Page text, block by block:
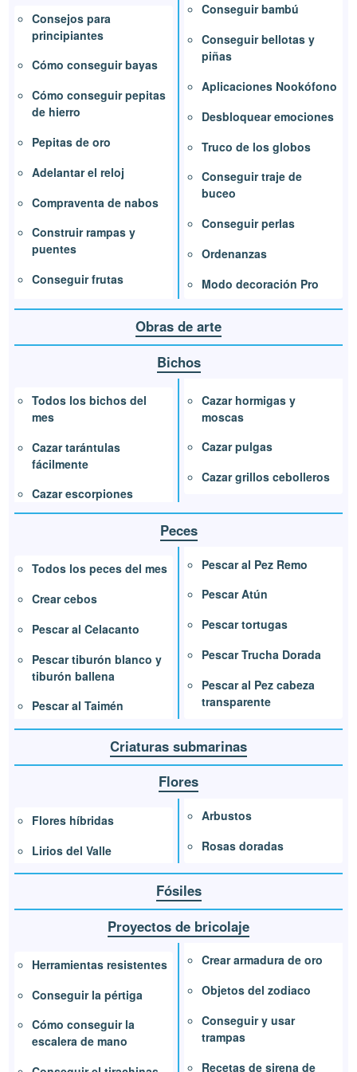
Consejos para
principiantes
Cómo conseguir bayas
Cómo conseguir pepitas
de hierro
Pepitas de oro
Adelantar el reloj
Compraventa de nabos
Construir rampas y
puentes
Conseguir frutas
Conseguir bambú
Conseguir bellotas y
piñas
Aplicaciones Nookófono
Desbloquear emociones
Truco de los globos
Conseguir traje de
buceo
Conseguir perlas
Ordenanzas
Modo decoración Pro
Obras de arte
Bichos
Todos los bichos del
mes
Cazar tarántulas
fácilmente
Cazar escorpiones
Cazar hormigas y
moscas
Cazar pulgas
Cazar grillos cebolleros
Peces
Todos los peces del mes
Crear cebos
Pescar al Celacanto
Pescar tiburón blanco y
tiburón ballena
Pescar al Taimén
Pescar al Pez Remo
Pescar Atún
Pescar tortugas
Pescar Trucha Dorada
Pescar al Pez cabeza
transparente
Criaturas submarinas
Flores
Flores híbridas
Lirios del Valle
Arbustos
Rosas doradas
Fósiles
Proyectos de bricolaje
Herramientas resistentes
Conseguir la pértiga
Cómo conseguir la
escalera de mano
Crear armadura de oro
Objetos del zodiaco
Conseguir y usar
trampas
Recetas de sirena de